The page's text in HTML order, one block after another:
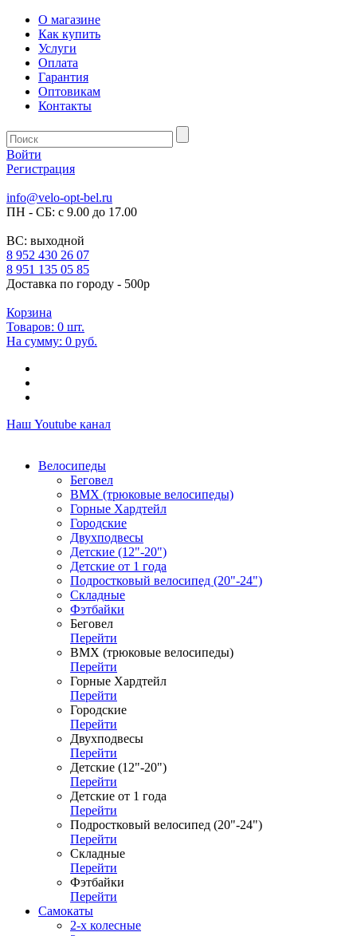
О магазине
Как купить
Услуги
Оплата
Гарантия
Оптовикам
Контакты
Войти
Регистрация
info@velo-opt-bel.ru
ПН - СБ: с 9.00 до 17.00
ВС: выходной
8 952 430 26 07
8 951 135 05 85
Доставка по городу - 500р
Корзина
Товаров: 0 шт.
На сумму: 0 руб.
Наш Youtube канал
Велосипеды
Беговел
ВМХ (трюковые велосипеды)
Горные Хардтейл
Городские
Двухподвесы
Детские (12"-20")
Детские от 1 года
Подростковый велосипед (20"-24")
Складные
Фэтбайки
Беговел
Перейти
ВМХ (трюковые велосипеды)
Перейти
Горные Хардтейл
Перейти
Городские
Перейти
Двухподвесы
Перейти
Детские (12"-20")
Перейти
Детские от 1 года
Перейти
Подростковый велосипед (20"-24")
Перейти
Складные
Перейти
Фэтбайки
Перейти
Самокаты
2-х колесные